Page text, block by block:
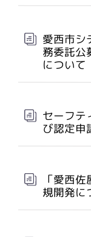
愛西市シ
務委託公
について
セーフテ
び認定申
「愛西
規開発に